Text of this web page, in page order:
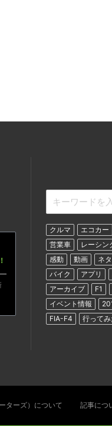
クルマ エコカー
営業車
レーシン
感動
動画 ネタ
バイク
アプリ
アーカイブ
F1
イベント情報
FIA-F4
行ってみ
ターズ）について 記事につ